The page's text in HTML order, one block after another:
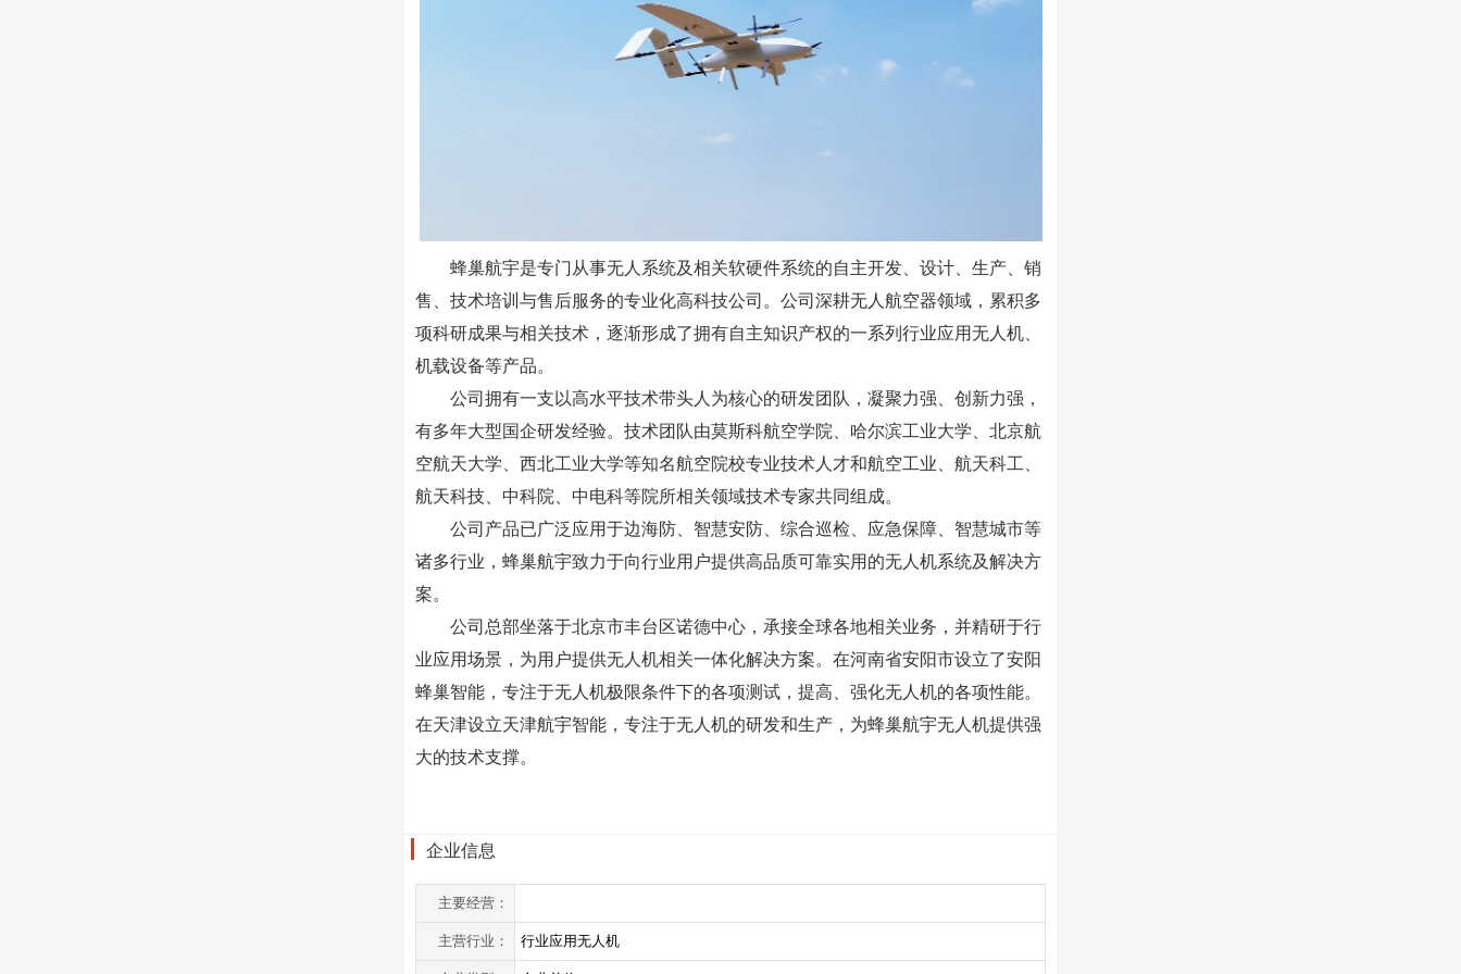
蜂巢航宇是专门从事无人系统及相关软硬件系统的自主开发、设计、生产、销
售、技术培训与售后服务的专业化高科技公司。公司深耕无人航空器领域，累积多
项科研成果与相关技术，逐渐形成了拥有自主知识产权的一系列行业应用无人机、
机载设备等产品。
公司拥有一支以高水平技术带头人为核心的研发团队，凝聚力强、创新力强，
有多年大型国企研发经验。技术团队由莫斯科航空学院、哈尔滨工业大学、北京航
空航天大学、西北工业大学等知名航空院校专业技术人才和航空工业、航天科工、
航天科技、中科院、中电科等院所相关领域技术专家共同组成。
公司产品已广泛应用于边海防、智慧安防、综合巡检、应急保障、智慧城市等
诸多行业，蜂巢航宇致力于向行业用户提供高品质可靠实用的无人机系统及解决方
案。
公司总部坐落于北京市丰台区诺德中心，承接全球各地相关业务，并精研于行
业应用场景，为用户提供无人机相关一体化解决方案。在河南省安阳市设立了安阳
蜂巢智能，专注于无人机极限条件下的各项测试，提高、强化无人机的各项性能。
在天津设立天津航宇智能，专注于无人机的研发和生产，为蜂巢航宇无人机提供强
大的技术支撑。
企业信息
主要经营：
主营行业： 行业应用无人机